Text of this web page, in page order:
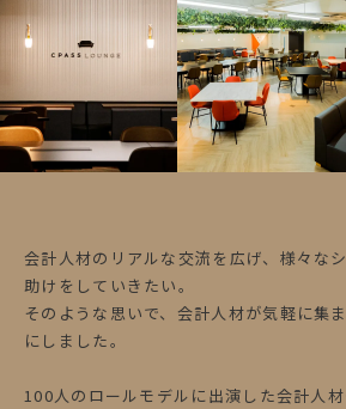
会計人材のリアルな交流を広げ、様々な
助けをしていきたい。
そのような思いで、会計人材が気軽に集
にしました。
100人のロールモデルに出演した会計人